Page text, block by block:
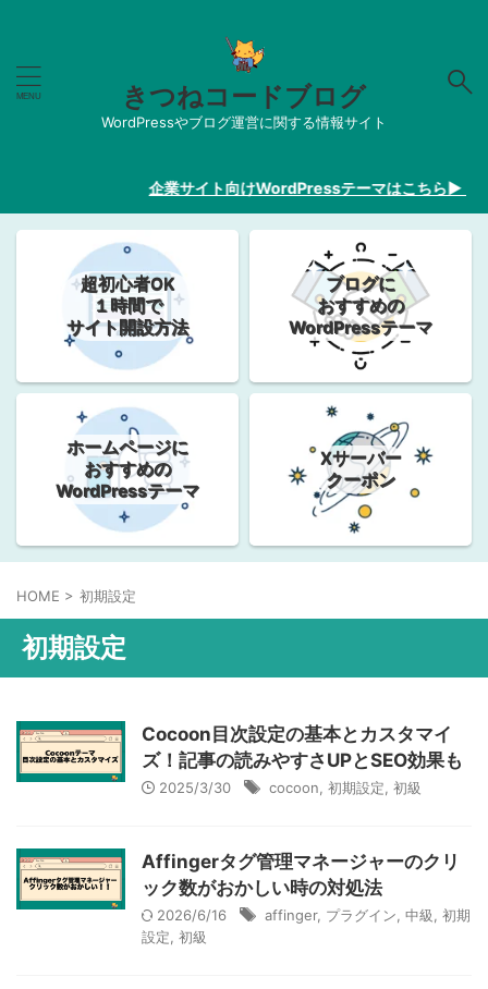
きつねコードブログ
WordPressやブログ運営に関する情報サイト
企業サイト向けWordPressテーマはこちら▶︎【
超初心者OK
１時間で
サイト開設方法
ブログに
おすすめの
WordPressテーマ
ホームページに
おすすめの
WordPressテーマ
Xサーバー
クーポン
HOME > 初期設定
初期設定
Cocoon目次設定の基本とカスタマイ
ズ！記事の読みやすさUPとSEO効果も
2025/3/30 cocoon 初期設定 初級
Affingerタグ管理マネージャーのクリ
ック数がおかしい時の対処法
2026/6/16 affinger, プラグイン 中級
初期
設定 初級